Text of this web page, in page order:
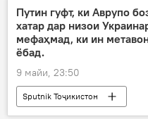
Путин гуфт, ки Аврупо
хатар дар низои
мефаҳмад, ки ин
ёбад.
9 майи, 23:50
Sputnik Тоҷикистон